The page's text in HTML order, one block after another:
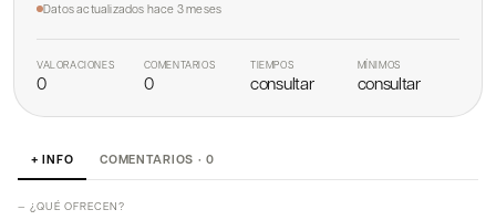
Datos actualizados hace 3 meses
VALORACIONES
0
COMENTARIOS
0
TIEMPOS
consultar
MÍNIMOS
consultar
+ INFO COMENTARIOS · 0
— ¿QUÉ OFRECEN?